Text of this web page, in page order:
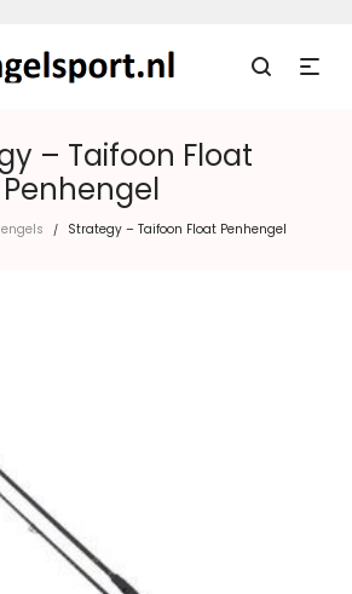
– Taifoon Float
Penhengel
/ Strategy – Taifoon Float Penhengel